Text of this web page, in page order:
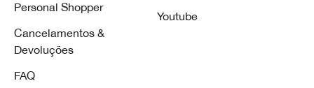
Personal Shopper
Cancelamentos &
Devoluções
FAQ
Youtube